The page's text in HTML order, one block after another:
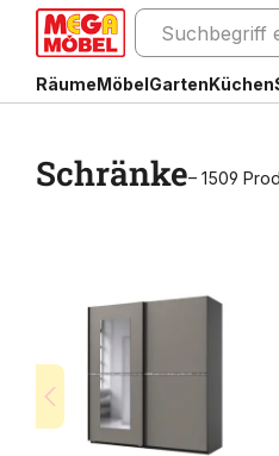
RäumeMöbelGartenKüchen
Schränke– 1509